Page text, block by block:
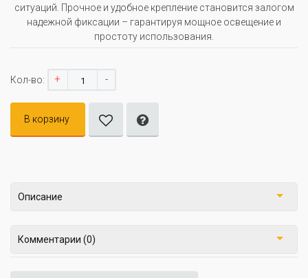
ситуаций. Прочное и удобное крепление становится залогом
надежной фиксации – гарантируя мощное освещение и
простоту использования.
Кол-во: + -
В корзину
Описание
Комментарии (0)